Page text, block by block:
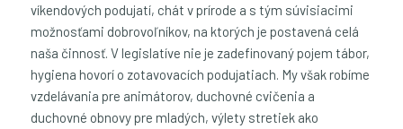
víkendových podujatí, chát v prírode a s tým súvisiacimi
možnosťami dobrovoľníkov, na ktorých je postavená celá
naša činnosť. V legislatíve nie je zadefinovaný pojem tábor,
hygiena hovorí o zotavovacích podujatiach. My však robíme
vzdelávania pre animátorov, duchovné cvičenia a
duchovné obnovy pre mladých, výlety stretiek ako